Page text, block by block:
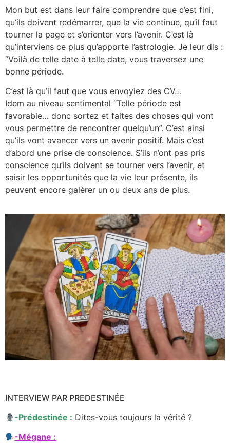
Mon but est dans leur faire comprendre que c’est fini,
qu’ils doivent redémarrer, que la vie continue, qu’il faut
tourner la page et s’orienter vers l’avenir. C’est là
qu’interviens ce plus qu’apporte l’astrologie. Je leur dis :
‘’Voilà de telle date à telle date, vous traversez une
bonne période.
C’est là qu’il faut que vous envoyiez des CV…
Idem au niveau sentimental ‘’Telle période est
favorable… donc sortez et faites des choses qui vont
vous permettre de rencontrer quelqu’un’’. C’est ainsi
qu’ils vont avancer vers un avenir positif. Mais c’est
d’abord une prise de conscience. S’ils n’ont pas pris
conscience qu’ils doivent se tourner vers l’avenir, et
saisir les opportunités que la vie leur présente, ils
peuvent encore galèrer un ou deux ans de plus.
INTERVIEW PAR PREDESTINÉE
-Prédestinée : Dites-vous toujours la vérité ?
-Mégane :